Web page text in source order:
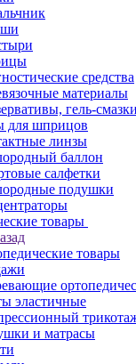
средства
материалы
гель-смазки
для шприцов
линзы
баллон
салфетки
подушки
товары
товары
эластичные
и матрасы